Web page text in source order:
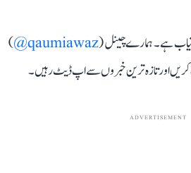
ہے۔ ہمارے چینل (qaumiawaz@
)
اور تازہ ترین خبروں سے اپ ڈیٹ رہیں۔
ADVERTISEMENT